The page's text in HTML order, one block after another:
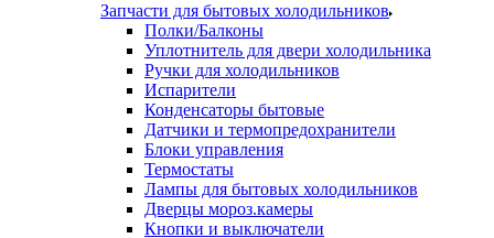
Запчасти для бытовых холодильников
Полки/Балконы
Уплотнитель для двери холодильника
Ручки для холодильников
Испарители
Конденсаторы бытовые
Датчики и термопредохранители
Блоки управления
Термостаты
Лампы для бытовых холодильников
Дверцы мороз.камеры
Кнопки и выключатели